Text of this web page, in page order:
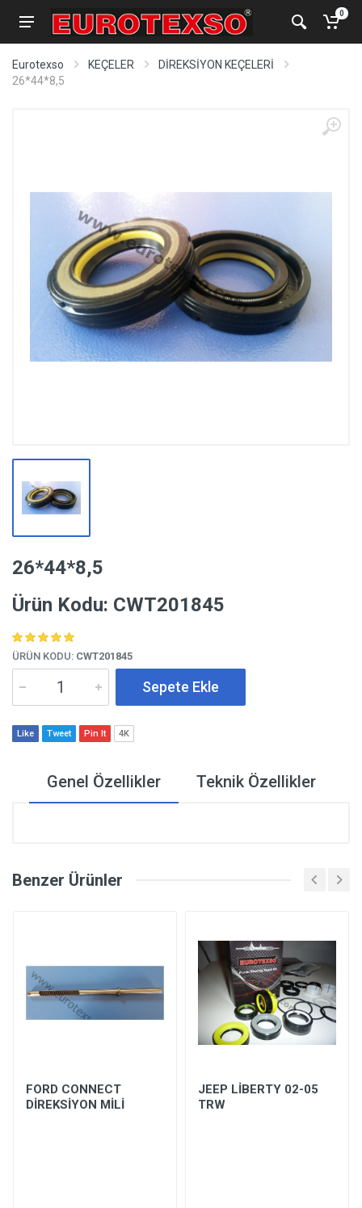
0
Eurotexso KEÇELER
DİREKSİYON KEÇELERİ
26*44*8,5
26*44*8,5
Ürün Kodu: CWT201845
ÜRÜN KODU: CWT201845
Sepete Ekle
Like Tweet Pin It 4K
Genel Özellikler Teknik Özellikler
Benzer Ürünler
FORD CONNECT
DİREKSİYON MİLİ
JEEP LİBERTY 02-05
TRW